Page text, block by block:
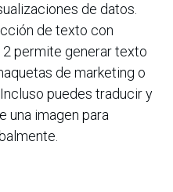
de datos.
de texto con
2 permite generar texto
de marketing o
puedes traducir y
una imagen para